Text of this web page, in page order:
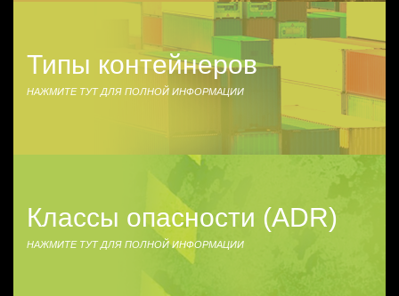
Типы контейнеров
НАЖМИТЕ ТУТ ДЛЯ ПОЛНОЙ ИНФОРМАЦИИ
Классы опасности (ADR)
НАЖМИТЕ ТУТ ДЛЯ ПОЛНОЙ ИНФОРМАЦИИ